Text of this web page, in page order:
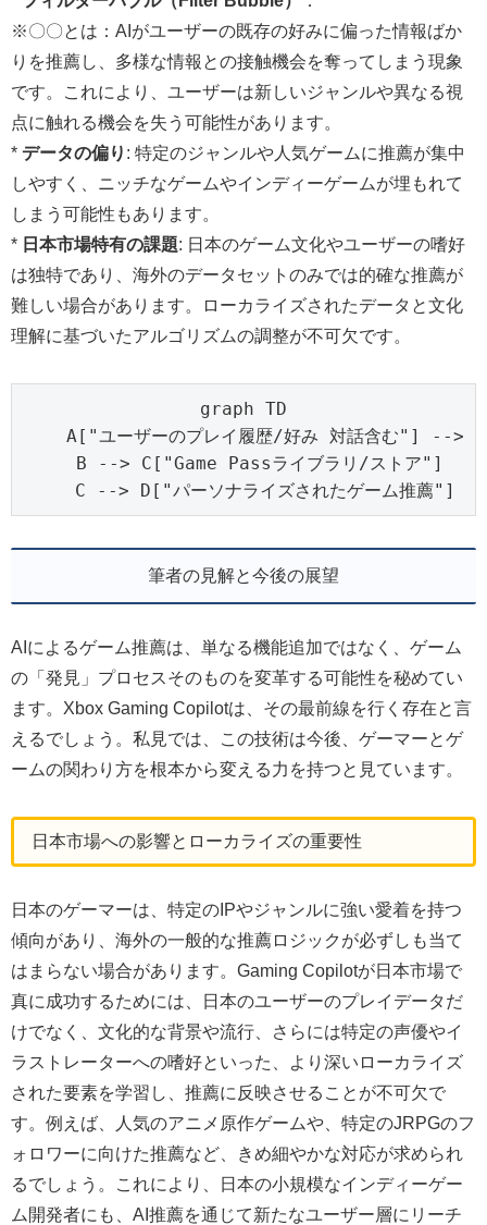
※〇〇とは：AIがユーザーの既存の好みに偏った情報ばか
りを推薦し、多様な情報との接触機会を奪ってしまう現象
です。これにより、ユーザーは新しいジャンルや異なる視
点に触れる機会を失う可能性があります。
* データの偏り : 特定のジャンルや人気ゲームに推薦が集中
しやすく、ニッチなゲームやインディーゲームが埋もれて
しまう可能性もあります。
* 日本市場特有の課題: 日本のゲーム文化やユーザーの嗜好
は独特であり、海外のデータセットのみでは的確な推薦が
難しい場合があります。ローカライズされたデータと文化
理解に基づいたアルゴリズムの調整が不可欠です。
graph TD
A["ユーザーのプレイ履歴/好み 対話含む"] -->
    B --> C["Game Passライブラリ/ストア"]
    C --> D["パーソナライズされたゲーム推薦"]
筆者の見解と今後の展望
AIによるゲーム推薦は、単なる機能追加ではなく、ゲーム
の「発見」プロセスそのものを変革する可能性を秘めてい
ます。Xbox Gaming Copilotは、その最前線を行く存在と言
えるでしょう。私見では、この技術は今後、ゲーマーとゲ
ームの関わり方を根本から変える力を持つと見ています。
日本市場への影響とローカライズの重要性
日本のゲーマーは、特定のIPやジャンルに強い愛着を持つ
傾向があり、海外の一般的な推薦ロジックが必ずしも当て
はまらない場合があります。Gaming Copilotが日本市場で
真に成功するためには、日本のユーザーのプレイデータだ
けでなく、文化的な背景や流行、さらには特定の声優やイ
ラストレーターへの嗜好といった、より深いローカライズ
された要素を学習し、推薦に反映させることが不可欠で
す。例えば、人気のアニメ原作ゲームや、特定のJRPGのフ
ォロワーに向けた推薦など、きめ細やかな対応が求められ
るでしょう。これにより、日本の小規模なインディーゲー
ム開発者にも、AI推薦を通じて新たなユーザー層にリーチ